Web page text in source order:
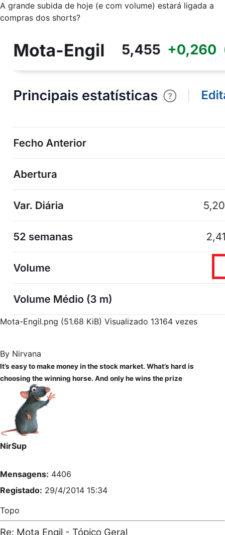
A grande subida de hoje (e com volume) estará ligada a
compras dos shorts?
Mota-Engil.png (51.68 KiB) Visualizado 13164 vezes
By Nirvana
It’s easy to make money in the stock market. What’s hard is
choosing the winning horse. And only he wins the prize
NirSup
Mensagens: 4406
Registado: 29/4/2014 15:34
Topo
Re: Mota Engil - Tópico Geral